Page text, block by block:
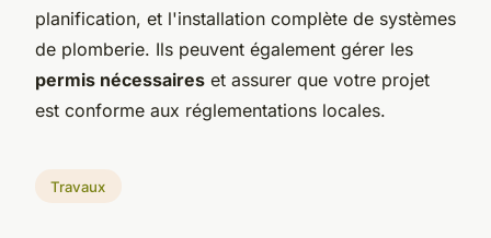
planification, et l'installation complète de systèmes
de plomberie. Ils peuvent également gérer les
permis nécessaires et assurer que votre projet
est conforme aux réglementations locales.
Travaux